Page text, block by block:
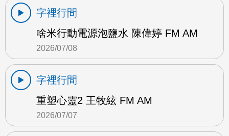
字裡行間
啥米行動電源泡鹽水 陳偉婷 FM AM
2026/07/08
字裡行間
重塑心靈2 王牧絃 FM AM
2026/07/07